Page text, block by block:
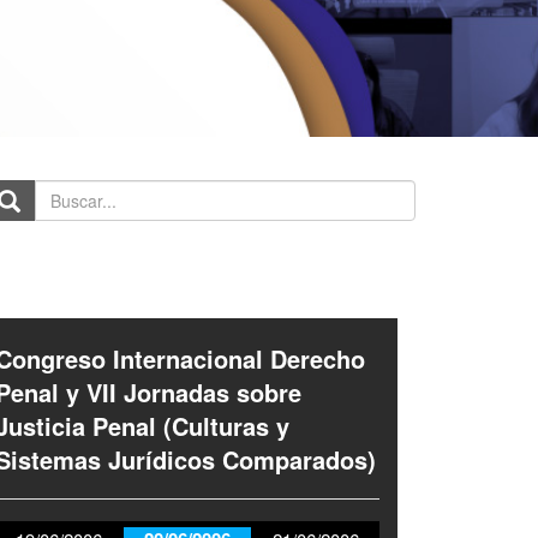
Internacional Derecho
y VII Jornadas sobre
Penal (Culturas y
Jurídicos Comparados)